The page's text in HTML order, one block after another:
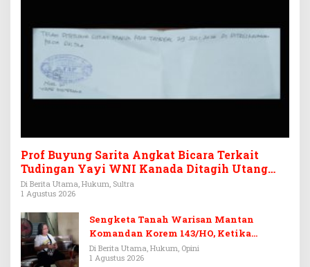
Prof Buyung Sarita Angkat Bicara Terkait
Tudingan Yayi WNI Kanada Ditagih Utang
Rp3,6 Miliar
Di Berita Utama, Hukum, Sultra
1 Agustus 2026
Sengketa Tanah Warisan Mantan
Komandan Korem 143/HO, Ketika
Warisan Menjadi Arena Pemerasan
Di Berita Utama, Hukum, Opini
1 Agustus 2026